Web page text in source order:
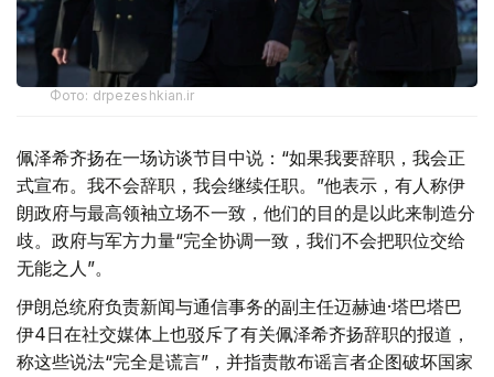
Фото: drpezeshkian.ir
佩泽希齐扬在一场访谈节目中说：“如果我要辞职，我会正
式宣布。我不会辞职，我会继续任职。”他表示，有人称伊
朗政府与最高领袖立场不一致，他们的目的是以此来制造分
歧。政府与军方力量“完全协调一致，我们不会把职位交给
无能之人”。
伊朗总统府负责新闻与通信事务的副主任迈赫迪·塔巴塔巴
伊4日在社交媒体上也驳斥了有关佩泽希齐扬辞职的报道，
称这些说法“完全是谎言”，并指责散布谣言者企图破坏国家